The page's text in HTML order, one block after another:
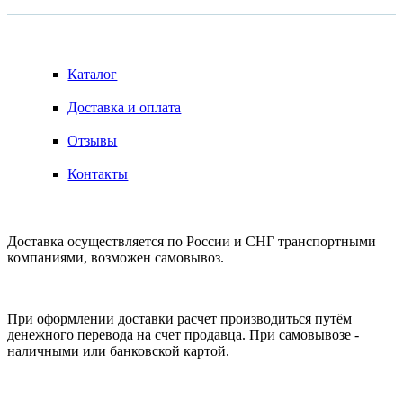
Каталог
Доставка и оплата
Отзывы
Контакты
Доставка осуществляется по России и СНГ транспортными
компаниями, возможен самовывоз.
При оформлении доставки расчет производиться путём
денежного перевода на счет продавца. При самовывозе -
наличными или банковской картой.